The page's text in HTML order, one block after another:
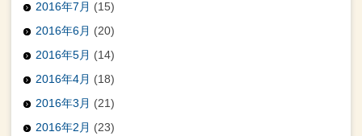
2016年7月 (15)
2016年6月 (20)
2016年5月 (14)
2016年4月 (18)
2016年3月 (21)
2016年2月 (23)